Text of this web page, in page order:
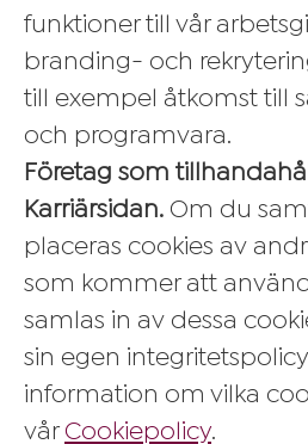
funktioner till vår
branding- och
till exempel åtkomst till
och programvara.
Företag som
Karriärsidan. Om du
placeras cookies av
som kommer att
samlas in av dessa
sin egen
information om vilka
vår Cookiepolicy.